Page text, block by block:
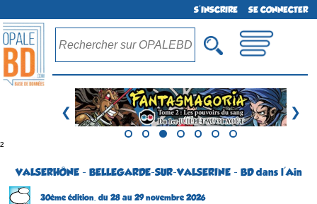
S'INSCRIRE SE CONNECTER
❮ ❯
²
VALSERHÔNE - BELLEGARDE-SUR-VALSERINE - BD dans l'Ain
30ème édition, du 28 au 29 novembre 2026